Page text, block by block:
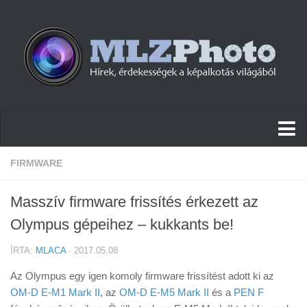
Hírek
Cikkek
Szoftver
Tudástár
FIRMWARE
Masszív firmware frissítés érkezett az
Olympus gépeihez – kukkants be!
ÍRTA: MLACA· 2017.05.08
Az Olympus egy igen komoly firmware frissítést adott ki az
OM-D E-M1 Mark II, az OM-D E-M5 Mark II és a PEN F